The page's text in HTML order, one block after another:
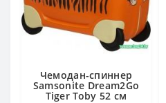
Чемодан-спиннер
Samsonite Dream2Go
Tiger Toby 52 см